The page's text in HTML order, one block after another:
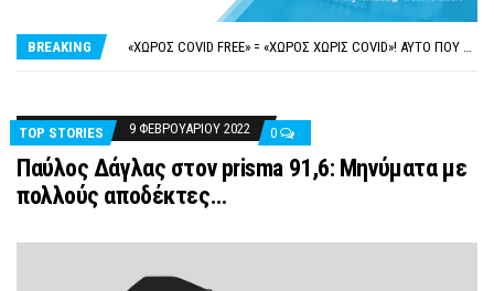
BREAKING
«ΧΏΡΟΣ COVID FREE» = «ΧΏΡΟΣ ΧΩΡΊΣ COVID»! ΑΥΤΌ ΠΟΥ ΚΑΝΕΊΣ ΔΕΝ ΈΧΕΙ ΤΟΛΜΉΣΕΙ ΝΑ ΡΩΤΉΣΕΙ
ΠΕΡΊ ΑΝΑΣΤΟΛΉΣ ΝΗΠΙΑΓΩΓΕΊΩΝ ΣΤΗ ΛΕΥΚΆΔΑ
TOP STORIES
9 ΦΕΒΡΟΥΑΡΊΟΥ 2022 0
Παύλος Δάγλας στον prisma 91,6: Μηνύματα με
πολλούς αποδέκτες…